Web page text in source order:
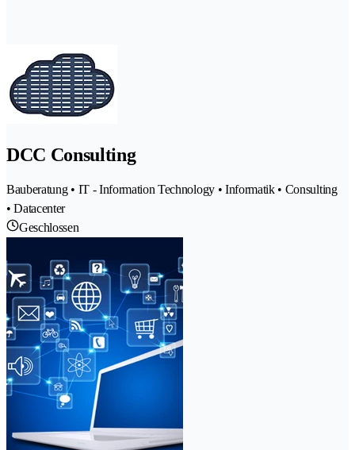
DCC Consulting
Bauberatung • IT - Information Technology • Informatik • Consulting
• Datacenter
Geschlossen